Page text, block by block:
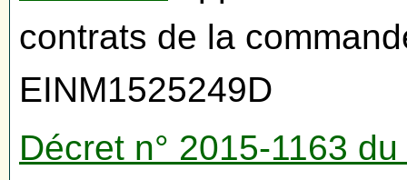
contrats de la
EINM1525249D
Décret n° 2015-1163